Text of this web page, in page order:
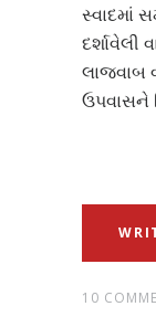
સ્વાદમાં
દર્શાવેલી
લાજવાબ
ઉપવાસને
10